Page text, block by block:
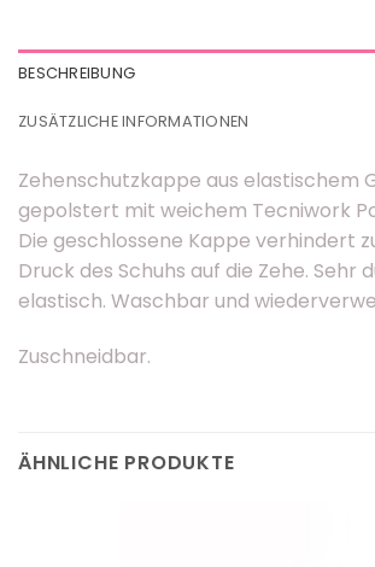
BESCHREIBUNG
ZUSÄTZLICHE INFORMATIONEN
Zehenschutzkappe aus elastischem
gepolstert mit weichem Tecniwork
Die geschlossene Kappe verhindert
Druck des Schuhs auf die Zehe. Sehr
elastisch. Waschbar und
Zuschneidbar.
ÄHNLICHE PRODUKTE